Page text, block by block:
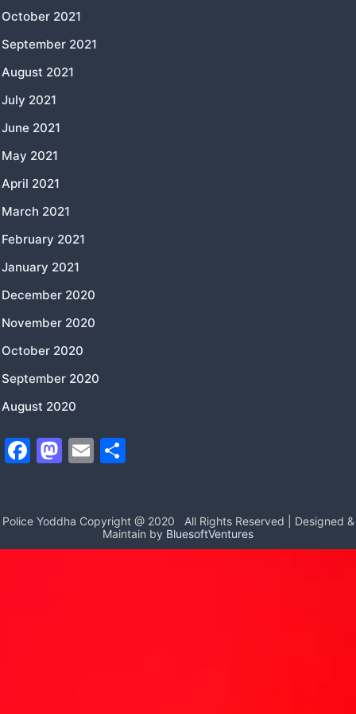
October 2021
September 2021
August 2021
July 2021
June 2021
May 2021
April 2021
March 2021
February 2021
January 2021
December 2020
November 2020
October 2020
September 2020
August 2020
F
e
b
M
o
d
E
l
e
Police Yoddha Copyright @ 2020
All Rights Reserved | Designed &
Maintain by BluesoftVentures